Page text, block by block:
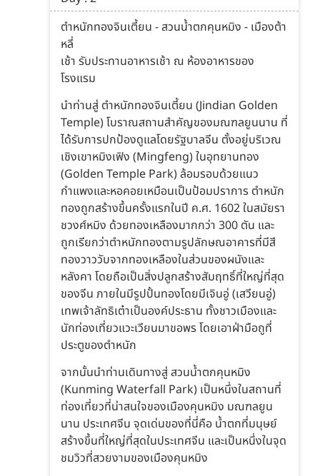
ตำหนักทองจินเตี้ยน - สวนน้ำตกคุนหมิง - เมืองต้า
หลี่
เช้า รับประทานอาหารเช้า ณ ห้องอาหารของ
โรงแรม
นำท่านสู่ ตำหนักทองจินเตี้ยน (Jindian Golden
Temple) โบราณสถานสำคัญของมณฑลยูนนาน ที่
ได้รับการปกป้องดูแลโดยรัฐบาลจีน ตั้งอยู่บริเวณ
เชิงเขาหมิงเฟิง (Mingfeng) ในอุทยานทอง
(Golden Temple Park) ล้อมรอบด้วยแนว
กำแพงและหอคอยเหมือนเป็นป้อมปราการ ตำหนัก
ทองถูกสร้างขึ้นครั้งแรกในปี ค.ศ. 1602 ในสมัยรา
ชวงศ์หมิง ด้วยทองเหลืองมากกว่า 300 ตัน และ
ถูกเรียกว่าตำหนักทองตามรูปลักษณอาคารที่มีสี
ทองวาววับจากทองเหลืองในส่วนของผนังและ
หลังคา โดยถือเป็นสิ่งปลูกสร้างสัมฤทธิ์ที่ใหญ่ที่สุด
ของจีน ภายในมีรูปปั้นทองโดยมีเจินอู่ (เสวียนอู่)
เทพเจ้าลัทธิเต๋าเป็นองค์ประธาน ทั้งชาวเมืองและ
นักท่องเที่ยวแวะเวียนมาขอพร โดยเอาฝ่ามือถูที่
ประตูของตำหนัก
จากนั้นนำท่านเดินทางสู่ สวนน้ำตกคุนหมิง
(Kunming Waterfall Park) เป็นหนึ่งในสถานที่
ท่องเที่ยวที่น่าสนใจของเมืองคุนหมิง มณฑลยูน
นาน ประเทศจีน จุดเด่นของที่นี่คือ น้ำตกที่มนุษย์
สร้างขึ้นที่ใหญ่ที่สุดในประเทศจีน และเป็นหนึ่งในจุด
ชมวิวที่สวยงามของเมืองคุนหมิง